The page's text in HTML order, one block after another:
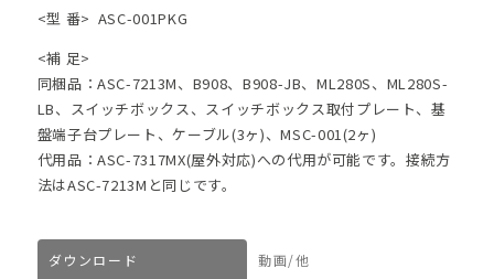
<型 番> ASC-001PKG
<補 足>
同梱品：ASC-7213M、B908、B908-JB、ML280S、ML280S-
LB、スイッチボックス、スイッチボックス取付プレート、基
盤端子台プレート、ケーブル(3ヶ)、MSC-001(2ヶ)
代用品：ASC-7317MX(屋外対応)への代用が可能です。接続方
法はASC-7213Mと同じです。
ダウンロード 動画/他